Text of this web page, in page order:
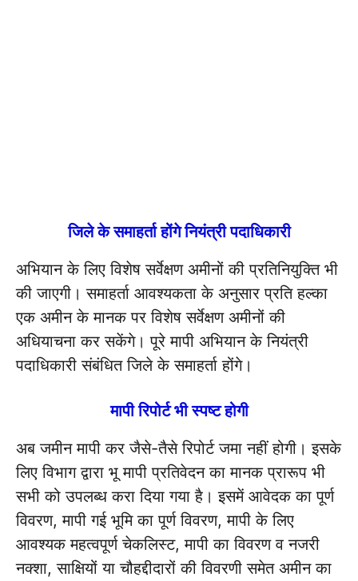
जिले के समाहर्ता होंगे नियंत्री पदाधिकारी
अभियान के लिए विशेष सर्वेक्षण अमीनों की प्रतिनियुक्ति भी
की जाएगी। समाहर्ता आवश्यकता के अनुसार प्रति हल्का
एक अमीन के मानक पर विशेष सर्वेक्षण अमीनों की
अधियाचना कर सकेंगे। पूरे मापी अभियान के नियंत्री
पदाधिकारी संबंधित जिले के समाहर्ता होंगे।
मापी रिपोर्ट भी स्पष्ट होगी
अब जमीन मापी कर जैसे-तैसे रिपोर्ट जमा नहीं होगी। इसके
लिए विभाग द्वारा भू मापी प्रतिवेदन का मानक प्रारूप भी
सभी को उपलब्ध करा दिया गया है। इसमें आवेदक का पूर्ण
विवरण, मापी गई भूमि का पूर्ण विवरण, मापी के लिए
आवश्यक महत्वपूर्ण चेकलिस्ट, मापी का विवरण व नजरी
नक्शा, साक्षियों या चौहद्दीदारों की विवरणी समेत अमीन का